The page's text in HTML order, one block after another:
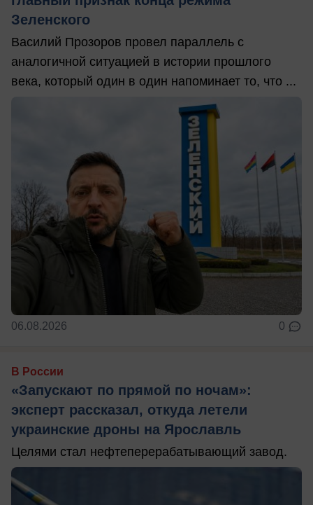
Зеленского
Василий Прозоров провел параллель с
аналогичной ситуацией в истории прошлого
века, который один в один напоминает то, что ...
06.08.2026 0
В России
«Запускают по прямой по ночам»:
эксперт рассказал, откуда летели
украинские дроны на Ярославль
Целями стал нефтеперерабатывающий завод.